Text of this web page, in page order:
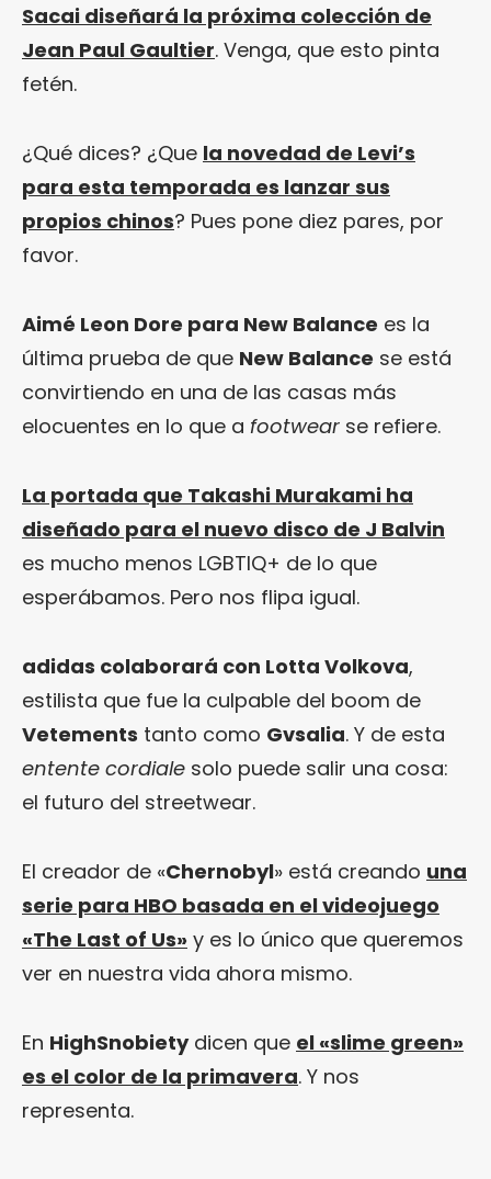
Sacai diseñará la próxima colección de
Jean Paul Gaultier. Venga, que esto pinta
fetén.
¿Qué dices? ¿Que la novedad de Levi’s
para esta temporada es lanzar sus
propios chinos? Pues pone diez pares, por
favor.
Aimé Leon Dore para New Balance es la
última prueba de que New Balance se está
convirtiendo en una de las casas más
elocuentes en lo que a footwear se refiere.
La portada que Takashi Murakami ha
diseñado para el nuevo disco de J Balvin
es mucho menos LGBTIQ+ de lo que
esperábamos. Pero nos flipa igual.
adidas colaborará con Lotta Volkova,
estilista que fue la culpable del boom de
Vetements tanto como Gvsalia. Y de esta
entente cordiale solo puede salir una cosa:
el futuro del streetwear.
El creador de «Chernobyl» está creando una
serie para HBO basada en el videojuego
«The Last of Us» y es lo único que queremos
ver en nuestra vida ahora mismo.
En HighSnobietydicen que el «slime green»
es el color de la primavera. Y nos
representa.